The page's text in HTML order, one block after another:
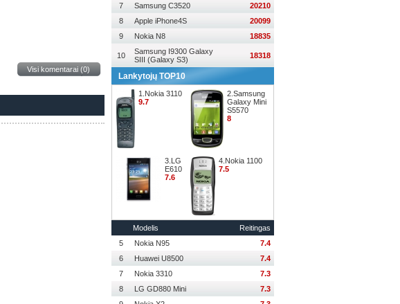
7
Samsung C3520
20210
8
Apple iPhone4S
20099
9
Nokia N8 18835
10
Samsung I9300 Galaxy
SIII (Galaxy S3)
18318
Lankytojų TOP10
1.Nokia 3110
9.7
2.Samsung
Galaxy Mini
S5570
8
3.LG
E610
7.6
4.Nokia 1100
7.5
Modelis
Reitingas
5
Nokia N95
7.4
6
Huawei U8500
7.4
7
Nokia 3310
7.3
8
LG GD880 Mini
7.3
Visi komentarai (0)